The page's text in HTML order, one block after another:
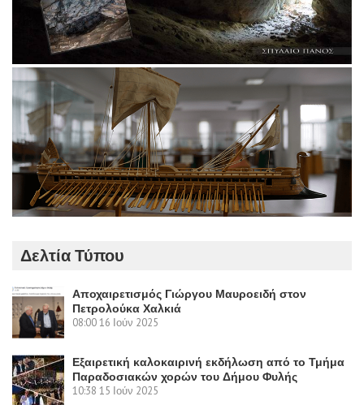
Δελτία Τύπου
Αποχαιρετισμός Γιώργου Μαυροειδή στον
Πετρολούκα Χαλκιά
08:0016 Ιούν 2025
Εξαιρετική καλοκαιρινή εκδήλωση από το Τμήμα
Παραδοσιακών χορών του Δήμου Φυλής
10:38 15 Ιούν 2025